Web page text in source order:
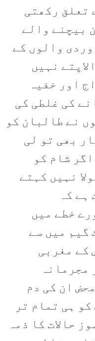
تعلق رکھتی
بیچنے والے
وردی والوں کے
نہیں
اور خفیہ
کی غلطی کی
نے طالبان کو
بھی تو لی
شام کو
نہیں کہتے
کہ
خطے میں
گیم میں سے
کے مغربی
مجرمانہ
ان کی دم
ہی تمام تر
حالات کا ذمہ